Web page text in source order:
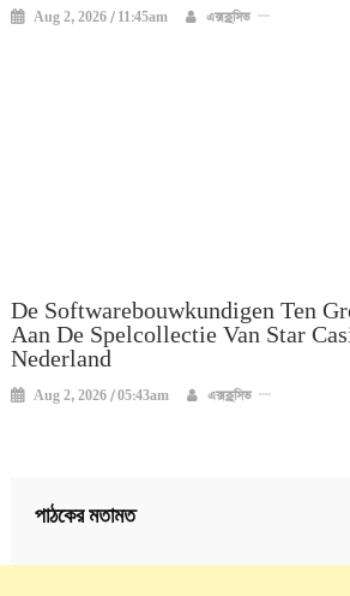
Aug 2, 2026 / 11:45am এক্সক্লুসিভ
De Softwarebouwkundigen Ten
Aan De Spelcollectie Van Star
Nederland
Aug 2, 2026 / 05:43am এক্সক্লুসিভ
পাঠকের মতামত